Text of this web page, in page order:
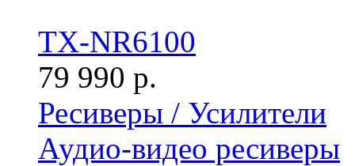
TX-NR6100
79 990 р.
Ресиверы / Усилители
Аудио-видео ресиверы